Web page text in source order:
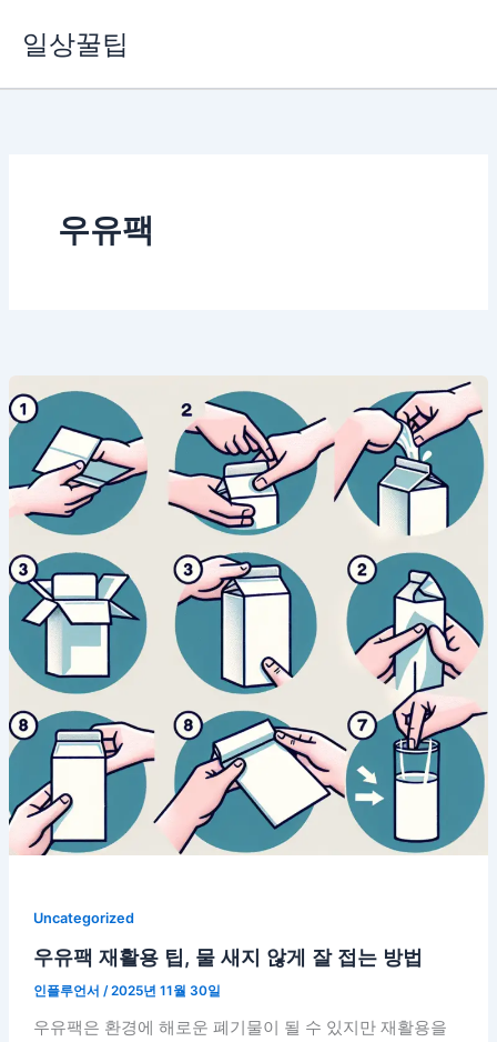
로
일상꿀팁
우유팩
Uncategorized
우유팩 재활용 팁, 물 새지 않게 잘 접는 방법
인플루언서 /2025년 11월 30일
우유팩은 환경에 해로운 폐기물이 될 수 있지만 재활용을